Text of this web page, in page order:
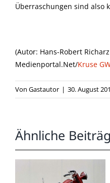
Überraschungen sind also
(Autor: Hans-Robert
Medienportal.Net/Kruse
Von Gastautor | 30. August
Ähnliche